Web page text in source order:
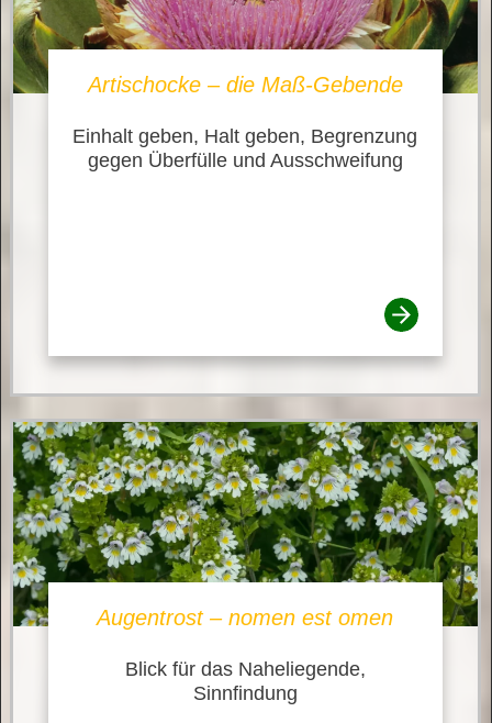
Artischocke – die Maß-Gebende
Einhalt geben, Halt geben, Begrenzung
gegen Überfülle und Ausschweifung
Augentrost – nomen est omen
Blick für das Naheliegende,
Sinnfindung